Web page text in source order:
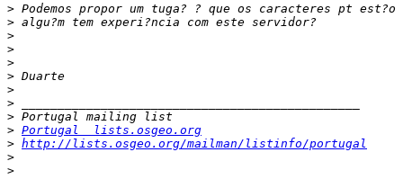
>
>
>
>
>
>
>
>
>
> Portugal  lists.osgeo.org
> http://lists.osgeo.org/mailman/listinfo/portugal
>
>